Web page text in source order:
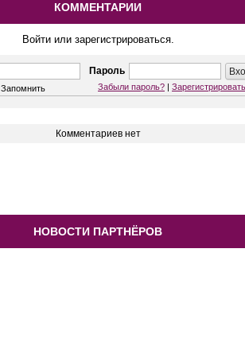
КОММЕНТАРИИ
Войти или зарегистрироваться.
Пароль
Запомнить Забыли пароль? |
Комментариев нет
НОВОСТИ ПАРТНЁРОВ